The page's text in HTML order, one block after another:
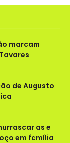
marcam
de Augusto
e
em família